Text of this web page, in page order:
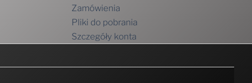
Zamówienia
Pliki do pobrania
Szczegóły konta